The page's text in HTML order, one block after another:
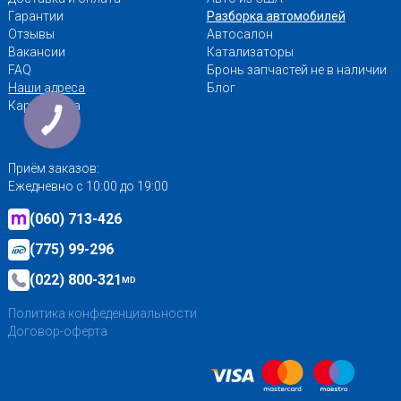
Гарантии
Отзывы
Вакансии
FAQ
Наши адреса
Карта сайта
Разборка автомобилей
Автосалон
Катализаторы
Бронь запчастей не в наличии
Блог
Приём заказов:
Ежедневно с 10:00 до 19:00
(060) 713-426
(775) 99-296
(022) 800-321MD
Политика конфеденциальности
Договор-оферта